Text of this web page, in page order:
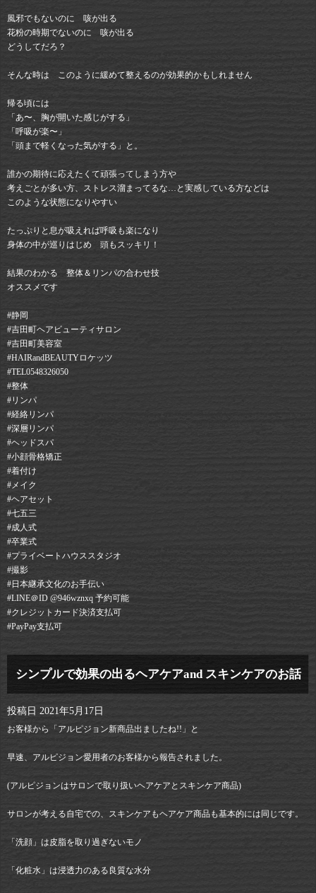
風邪でもないのに 咳が出る
花粉の時期でないのに 咳が出る
どうしてだろ？
そんな時は このように緩めて整えるのが効果的かもしれません
帰る頃には
「あ〜、胸が開いた感じがする」
「呼吸が楽〜」
「頭まで軽くなった気がする」と。
誰かの期待に応えたくて頑張ってしまう方や
考えごとが多い方、ストレス溜まってるな…と実感している方などは
このような状態になりやすい
たっぷりと息が吸えれば呼吸も楽になり
身体の中が巡りはじめ 頭もスッキリ！
結果のわかる 整体＆リンパの合わせ技
オススメです
#静岡⠀
#吉田町ヘアビューティサロン⠀
#吉田町美容室⠀
#HAIRandBEAUTYロケッツ⠀
#TEL0548326050⠀
#整体
#リンパ
#経絡リンパ
#深層リンパ
#ヘッドスパ
#小顔骨格矯正
#着付け
#メイク
#ヘアセット⠀
#七五三
#成人式
#卒業式
#プライベートハウススタジオ
#撮影
#日本継承文化のお手伝い
#LINE＠ID @946wznxq 予約可能⠀
#クレジットカード決済支払可⠀
#PayPay支払可
シンプルで効果の出るヘアケアand スキンケアのお話
投稿日 2021年5月17日
お客様から「アルピジョン新商品出ましたね!!」と
早速、アルピジョン愛用者のお客様から報告されました。
(アルピジョンはサロンで取り扱いヘアケアとスキンケア商品)
サロンが考える自宅での、スキンケアもヘアケア商品も基本的には同じです。
「洗顔」は皮脂を取り過ぎないモノ
「化粧水」は浸透力のある良質な水分